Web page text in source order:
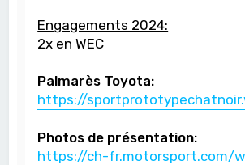
Engagements 2024:
2x en WEC
Palmarès Toyota:
https://
Photos de présentation:
https://ch-fr.motorsport.com/